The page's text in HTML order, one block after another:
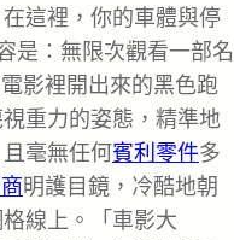
這裡，你的車體與停
是：無限次觀看一部名
影裡開出來的黑色跑
重力的姿態，精準地
毫無任何賓利零件多
明護目鏡，冷酷地朝
線上。「車影大